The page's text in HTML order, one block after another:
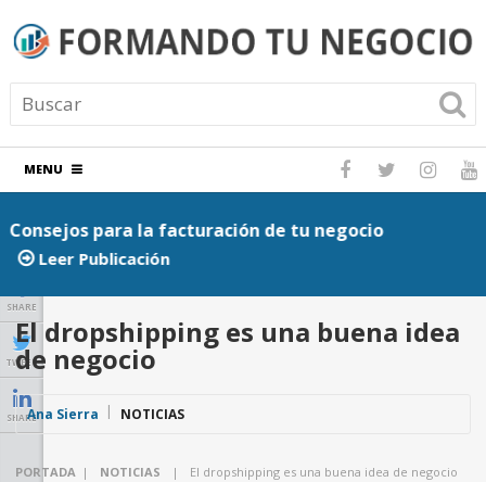
MENU
Consejos para la facturación de tu negocio
Leer Publicación
SHARE
TWEET
SHARE
El dropshipping es una buena idea
de negocio
Ana Sierra NOTICIAS
PORTADA | NOTICIAS | El dropshipping es una buena idea de negocio